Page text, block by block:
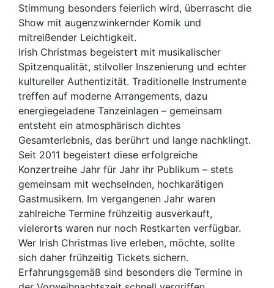
Stimmung besonders feierlich wird, überrascht die
Show mit augenzwinkernder Komik und
mitreißender Leichtigkeit.
Irish Christmas begeistert mit musikalischer
Spitzenqualität, stilvoller Inszenierung und echter
kultureller Authentizität. Traditionelle Instrumente
treffen auf moderne Arrangements, dazu
energiegeladene Tanzeinlagen – gemeinsam
entsteht ein atmosphärisch dichtes
Gesamterlebnis, das berührt und lange nachklingt.
Seit 2011 begeistert diese erfolgreiche
Konzertreihe Jahr für Jahr ihr Publikum – stets
gemeinsam mit wechselnden, hochkarätigen
Gastmusikern. Im vergangenen Jahr waren
zahlreiche Termine frühzeitig ausverkauft,
vielerorts waren nur noch Restkarten verfügbar.
Wer Irish Christmas live erleben, möchte, sollte
sich daher frühzeitig Tickets sichern.
Erfahrungsgemäß sind besonders die Termine in